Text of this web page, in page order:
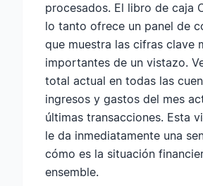
procesados. El libro de caja
lo tanto ofrece un panel de
que muestra las cifras clave
importantes de un vistazo.
total actual en todas las
ingresos y gastos del mes
últimas transacciones. Esta
le da inmediatamente una
cómo es la situación
ensemble.